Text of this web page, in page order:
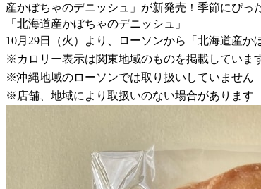
産かぼちゃのデニッシュ」が新発売！季節にぴっ
「北海道産かぼちゃのデニッシュ」
10月29日（火）より、ローソンから「北海道産か
※カロリー表示は関東地域のものを掲載していま
※沖縄地域のローソンでは取り扱いしていません
※店舗、地域により取扱いのない場合があります